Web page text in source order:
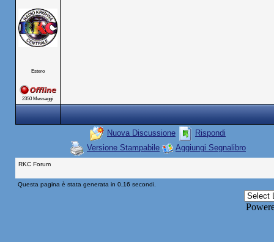
Estero
2350 Messaggi
Nuova Discussione
Rispondi
Versione Stampabile
Aggiungi Segnalibro
RKC Forum
Questa pagina è stata generata in 0,16 secondi.